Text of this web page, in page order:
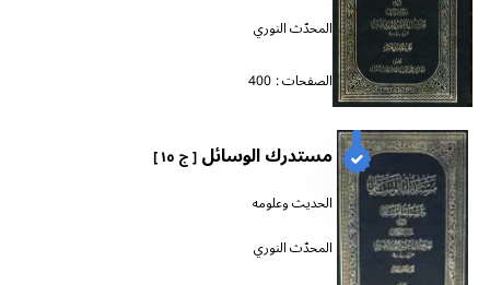
المحدّث النوري
الصفحات : 400
مستدرك الوسائل[ ج ١٥ ]
الحديث وعلومه
المحدّث النوري